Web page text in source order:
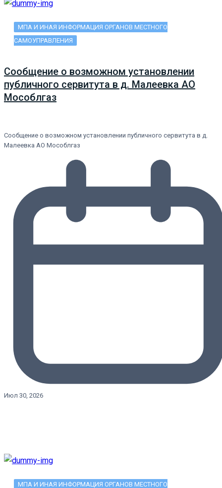
МПА И ИНАЯ ИНФОРМАЦИЯ ОРГАНОВ МЕСТНОГО
САМОУПРАВЛЕНИЯ
Сообщение о возможном установлении
публичного сервитута в д. Малеевка АО
Мособлгаз
Сообщение о возможном установлении публичного сервитута в д.
Малеевка АО Мособлгаз
Июл 30, 2026
МПА И ИНАЯ ИНФОРМАЦИЯ ОРГАНОВ МЕСТНОГО